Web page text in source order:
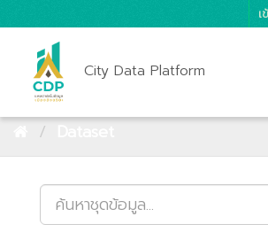
เ
City Data Platform